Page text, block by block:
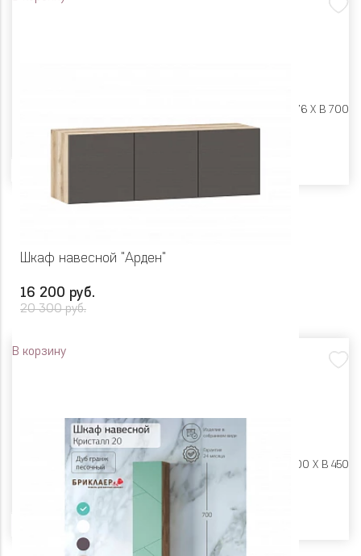
Ш 200 X Г 176 X В 700
Шкаф навесной "Арден"
16 200 руб.
20 300 руб.
В корзину
Ш 1350 X Г 400 X В 450